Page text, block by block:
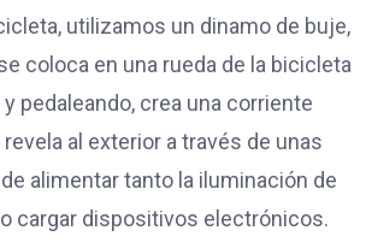
utilizamos un dinamo de buje,
coloca en una rueda de la bicicleta
y pedaleando, crea una corriente
al exterior a través de unas
alimentar tanto la iluminación de
cargar dispositivos electrónicos.